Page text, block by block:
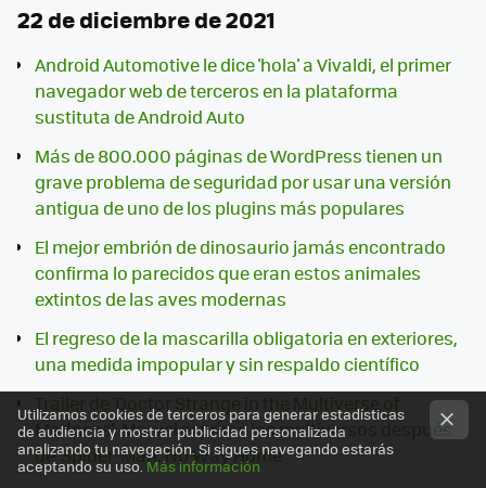
22 de diciembre de 2021
Android Automotive le dice 'hola' a Vivaldi, el primer
navegador web de terceros en la plataforma
sustituta de Android Auto
Más de 800.000 páginas de WordPress tienen un
grave problema de seguridad por usar una versión
antigua de uno de los plugins más populares
El mejor embrión de dinosaurio jamás encontrado
confirma lo parecidos que eran estos animales
extintos de las aves modernas
El regreso de la mascarilla obligatoria en exteriores,
una medida impopular y sin respaldo científico
Trailer de 'Doctor Strange in the Multiverse of
Madness': Marvel exprime los multiversos después
de 'Spider-Man: No Way Home'
Utilizamos cookies de terceros para generar estadísticas
de audiencia y mostrar publicidad personalizada
analizando tu navegación. Si sigues navegando estarás
aceptando su uso.Más información